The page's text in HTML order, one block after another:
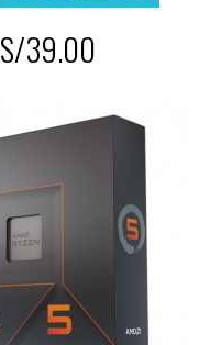
S/39.00